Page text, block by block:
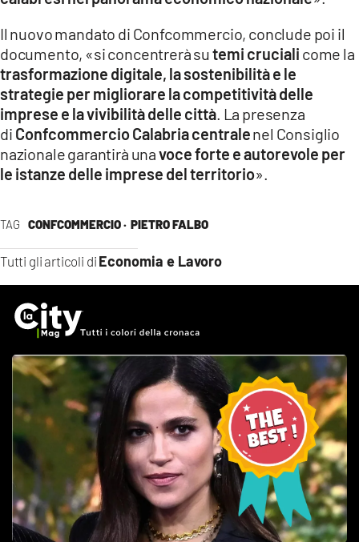
TAG CONFCOMMERCIO · PIETRO FALBO
Tutti gli articoli di Economia e Lavoro
Il nuovo mandato di Confcommercio, conclude poi il
documento, «si concentrerà sutemi cruciali come la
trasformazione digitale, la sostenibilità e le
strategie per migliorare la competitività delle
imprese e la vivibilità delle città . La presenza
di Confcommercio Calabria centralenel Consiglio
nazionale garantirà unavoce forte e autorevole per
le istanze delle imprese del territorio».